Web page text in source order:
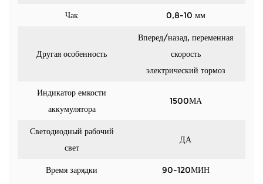
Чак 0,8-10 мм
Другая особенность
Вперед/назад, переменная
скорость
электрический тормоз
Индикатор емкости
аккумулятора
1500МА
Светодиодный рабочий
свет
ДА
Время зарядки 90-120МИН